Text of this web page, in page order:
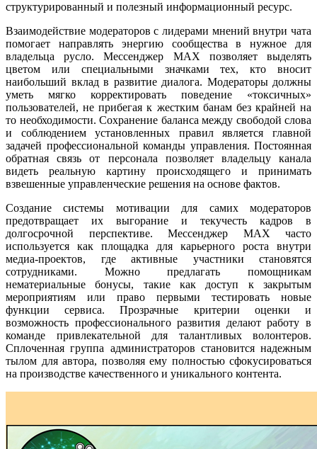
структурированный и полезный информационный ресурс.
Взаимодействие модераторов с лидерами мнений внутри чата
помогает направлять энергию сообщества в нужное для
владельца русло. Мессенджер MAX позволяет выделять
цветом или специальными значками тех, кто вносит
наибольший вклад в развитие диалога. Модераторы должны
уметь мягко корректировать поведение «токсичных»
пользователей, не прибегая к жестким банам без крайней на
то необходимости. Сохранение баланса между свободой слова
и соблюдением установленных правил является главной
задачей профессиональной команды управления. Постоянная
обратная связь от персонала позволяет владельцу канала
видеть реальную картину происходящего и принимать
взвешенные управленческие решения на основе фактов.
Создание системы мотивации для самих модераторов
предотвращает их выгорание и текучесть кадров в
долгосрочной перспективе. Мессенджер MAX часто
используется как площадка для карьерного роста внутри
медиа-проектов, где активные участники становятся
сотрудниками. Можно предлагать помощникам
нематериальные бонусы, такие как доступ к закрытым
мероприятиям или право первыми тестировать новые
функции сервиса. Прозрачные критерии оценки и
возможность профессионального развития делают работу в
команде привлекательной для талантливых волонтеров.
Сплоченная группа администраторов становится надежным
тылом для автора, позволяя ему полностью сфокусироваться
на производстве качественного и уникального контента.